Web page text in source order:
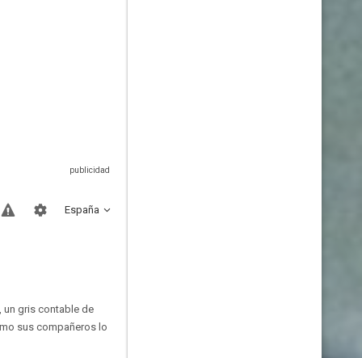
España
un gris contable de
sus compañeros lo